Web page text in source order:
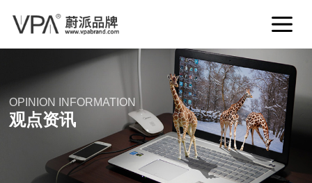
OPINION INFORMATION
观点资讯